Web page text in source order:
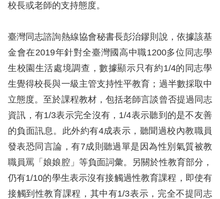
捷
選
擇
語
兒少版
回
首
校長或老師的支持態度。
臺灣同志諮詢熱線協會秘書長彭治鏐則說，依據該基
金會在2019年針對全臺灣國高中職1200多位同志學
生校園生活處境調查，數據顯示只有約1/4的同志學
生覺得校長與一級主管支持性平教育；過半數採取中
立態度。至於課程教材，包括老師言談曾否提過同志
資訊，有1/3表示完全沒有，1/4表示聽到的是不友善
的負面訊息。此外約有4成表示，聽聞過校內教職員
發表恐同言論，有7成則聽過單是因為性別氣質被教
職員罵「娘娘腔」等負面詞彙。另關於性教育部分，
仍有1/10的學生表示沒有接觸過性教育課程，即使有
接觸到性教育課程，其中有1/3表示，完全不提同志